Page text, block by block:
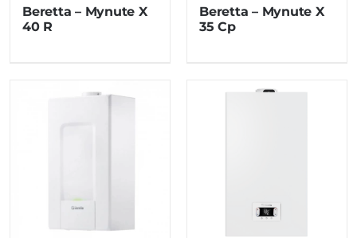
Beretta – Mynute X
40 R
Beretta – Mynute X
35 Cp